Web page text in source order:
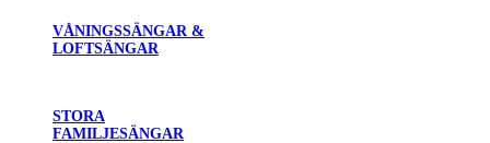
VÅNINGSSÄNGAR &
LOFTSÄNGAR
STORA
FAMILJESÄNGAR